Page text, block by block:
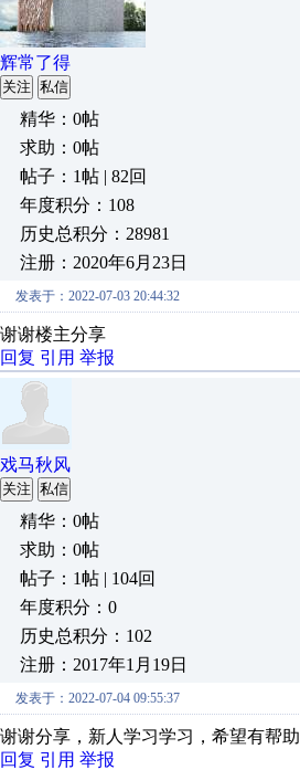
辉常了得
关注 私信
精华：0帖
求助：0帖
帖子：1帖 | 82回
年度积分：108
历史总积分：28981
注册：2020年6月23日
发表于：2022-07-03 20:44:32
谢谢楼主分享
回复 引用 举报
戏马秋风
关注 私信
精华：0帖
求助：0帖
帖子：1帖 | 104回
年度积分：0
历史总积分：102
注册：2017年1月19日
发表于：2022-07-04 09:55:37
谢谢分享，新人学习学习，希望有帮助
回复 引用 举报